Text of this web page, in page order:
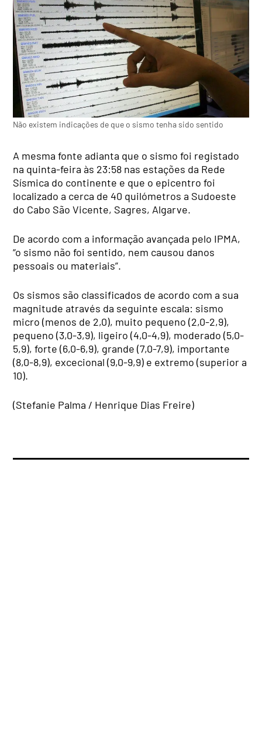
Não existem indicações de que o sismo tenha sido sentido
A mesma fonte adianta que o sismo foi registado
na quinta-feira às 23:58 nas estações da Rede
Sísmica do continente e que o epicentro foi
localizado a cerca de 40 quilómetros a Sudoeste
do Cabo São Vicente, Sagres, Algarve.
De acordo com a informação avançada pelo IPMA,
“o sismo não foi sentido, nem causou danos
pessoais ou materiais”.
Os sismos são classificados de acordo com a sua
magnitude através da seguinte escala: sismo
micro (menos de 2,0), muito pequeno (2,0-2,9),
pequeno (3,0-3,9), ligeiro (4,0-4,9), moderado (5,0-
5,9), forte (6,0-6,9), grande (7,0-7,9), importante
(8,0-8,9), excecional (9,0-9,9) e extremo (superior a
10).
(Stefanie Palma / Henrique Dias Freire)